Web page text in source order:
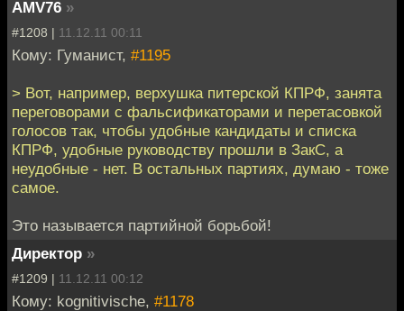
AMV76 »
#1208 | 11.12.11 00:11
Кому: Гуманист, #1195
> Вот, например, верхушка питерской КПРФ, занята
переговорами с фальсификаторами и перетасовкой
голосов так, чтобы удобные кандидаты и списка
КПРФ, удобные руководству прошли в ЗакС, а
неудобные - нет. В остальных партиях, думаю - тоже
самое.
Это называется партийной борьбой!
Директор »
#1209 | 11.12.11 00:12
Кому: kognitivische, #1178